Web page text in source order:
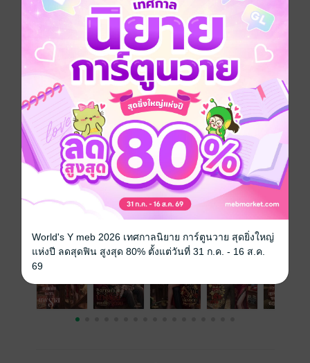
(เล่มเดียวจบ)
จีนโบราณ โรมานซ์ 18+ นางร้าย
ประเภทไฟล์ pdf, epub(สารบัญ)
วันที่วางขาย 28 เมษายน 2569
ความยาว 359 หน้า (≈ 84,180 คำ)
ราคาปก 329 บาท (ประหยัด 21%)
เรื่องที่คุณน่าจะสนใจ
World's Y meb 2026 เทศกาลนิยาย การ์ตูนวาย สุดยิ่งใหญ่
แห่งปี ลดสุดฟิน สูงสุด 80% ตั้งแต่วันที่ 31 ก.ค. - 16 ส.ค.
69